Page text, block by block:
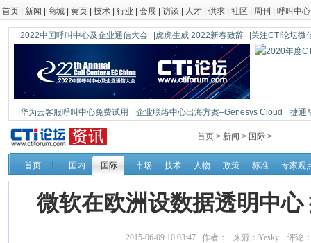
首页 新闻 商城 黄页 技术 行业 会展 访谈 人才 供求 社区 周刊 呼叫中心
|2022中国呼叫中心及企业通信大会 |虎虎生威 2022新春致辞 |关注CTI论坛微
|华为云客服呼叫中心免费试用 |企业联络中心出海方案–Genesys Cloud
|捷通
|鼎信通达新一代语音网关DAG1000-4S
首页 > 新闻 > 国际 >
首页 国内 国际 市场 技术 人物 政策 标准 专家观
微软在欧洲设数据透明中心
2015-06-09 10:03:47 作者： 来源：Yesky 评论